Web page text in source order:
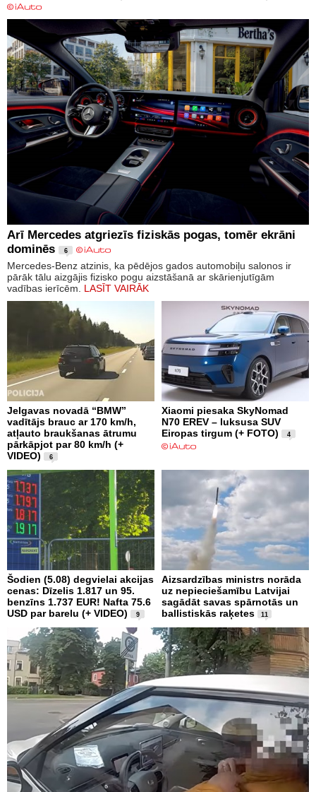
Arī Mercedes atgriezīs fiziskās pogas, tomēr ekrāni
dominēs
6
Mercedes-Benz atzinis, ka pēdējos gados automobiļu salonos ir
pārāk tālu aizgājis fizisko pogu aizstāšanā ar skārienjutīgām
vadības ierīcēm. LASĪT VAIRĀK
Jelgavas novadā “BMW”
vadītājs brauc ar 170 km/h,
atļauto braukšanas ātrumu
pārkāpjot par 80 km/h (+
VIDEO)
6
Xiaomi piesaka SkyNomad
N70 EREV – luksusa SUV
Eiropas tirgum (+ FOTO)
4
Šodien (5.08) degvielai akcijas
cenas: Dīzelis 1.817 un 95.
benzīns 1.737 EUR! Nafta 75.6
USD par barelu (+ VIDEO)
9
Aizsardzības ministrs norāda
uz nepieciešamību Latvijai
sagādāt savas spārnotās un
ballistiskās raķetes
11